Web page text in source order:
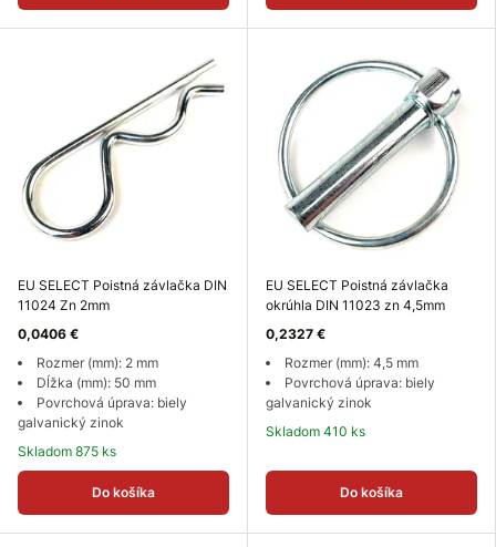
EU SELECT Poistná závlačka DIN
11024 Zn 2mm
0,0406 €
Rozmer (mm): 2 mm
Dĺžka (mm): 50 mm
Povrchová úprava: biely
galvanický zinok
Skladom 875 ks
Do košíka
EU SELECT Poistná závlačka
okrúhla DIN 11023 zn 4,5mm
0,2327 €
Rozmer (mm): 4,5 mm
Povrchová úprava: biely
galvanický zinok
Skladom 410 ks
Do košíka